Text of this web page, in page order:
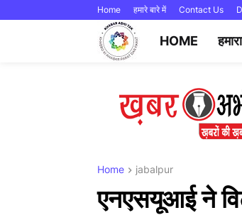
Home हमारे बारे में Contact Us
HOME
Home jabalpur
एनएसयूआई ने